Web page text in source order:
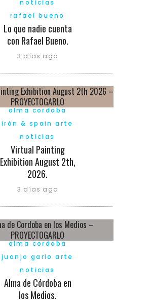
noticias
rafael bueno
Lo que nadie cuenta
con Rafael Bueno.
3 días ago
alma cordoba
irán & spain arte
noticias
Virtual Painting
Exhibition August 2th,
2026.
3 días ago
alma cordoba
juanjo garlo arte
noticias
Alma de Córdoba en
los Medios.